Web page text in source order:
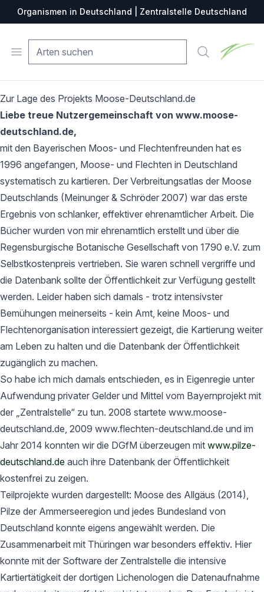
Organismen in Deutschland | Zentralstelle Deutschland
Open menu Suche
Zur Lage des Projekts Moose-Deutschland.de
Liebe treue Nutzergemeinschaft von www.moose-
deutschland.de,
mit den Bayerischen Moos- und Flechtenfreunden hat es
1996 angefangen, Moose- und Flechten in Deutschland
systematisch zu kartieren. Der Verbreitungsatlas der Moose
Deutschlands (Meinunger & Schröder 2007) war das erste
Ergebnis von schlanker, effektiver ehrenamtlicher Arbeit. Die
Bücher wurden von mir ehrenamtlich erstellt und über die
Regensburgische Botanische Gesellschaft von 1790 e.V. zum
Selbstkostenpreis vertrieben. Sie waren schnell vergriffe und
die Datenbank sollte der Öffentlichkeit zur Verfügung gestellt
werden. Leider haben sich damals - trotz intensivster
Bemühungen meinerseits - kein Amt, keine Moos- und
Flechtenorganisation interessiert gezeigt, die Kartierung weiter
am Leben zu halten und die Datenbank der Öffentlichkeit
zugänglich zu machen.
So habe ich mich damals entschieden, es in Eigenregie unter
Aufwendung privater Gelder und Mittel vom Bayernprojekt mit
der „Zentralstelle“ zu tun. 2008 startete www.moose-
deutschland.de, 2009 www.flechten-deutschland.de und im
Jahr 2014 konnten wir die DGfM überzeugen mit www.pilze-
deutschland.de auch ihre Datenbank der Öffentlichkeit
kostenfrei zu zeigen.
Teilprojekte wurden dargestellt: Moose des Allgäus (2014),
Pilze der Ammerseeregion und jedes Bundesland von
Deutschland konnte eigens angewählt werden. Die
Zusammenarbeit mit Thüringen war besonders effektiv. Hier
konnte mit der Software der Zentralstelle die intensive
Kartiertätigkeit der dortigen Lichenologen die Datenaufnahme